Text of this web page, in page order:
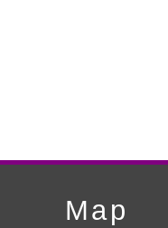
供養祭
供養祭
供養祭平成22年3月9日
平成21年12月4日
Map